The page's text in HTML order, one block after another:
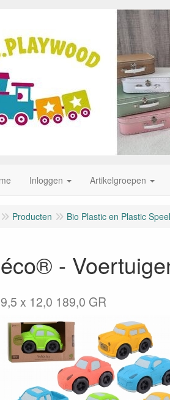
Inloggen Artikelgroepen
Producten Bio Plastic en Plastic
-
x 12,0 189,0 GR